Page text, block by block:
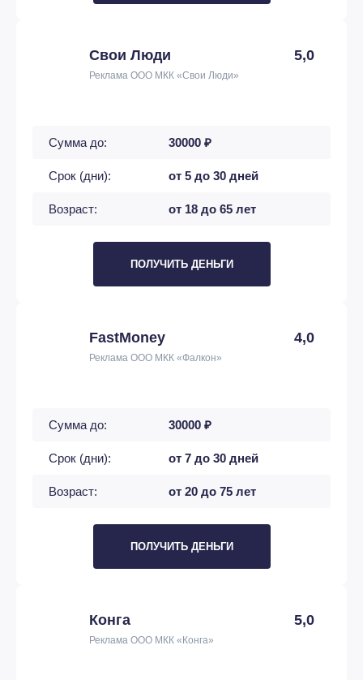
Свои Люди 5,0
Реклама ООО МКК «Свои Люди»
Сумма до: 30000 ₽
Срок (дни): от 5 до 30 дней
Возраст: от 18 до 65 лет
ПОЛУЧИТЬ ДЕНЬГИ
FastMoney 4,0
Реклама ООО МКК «Фалкон»
Сумма до: 30000 ₽
Срок (дни): от 7 до 30 дней
Возраст: от 20 до 75 лет
ПОЛУЧИТЬ ДЕНЬГИ
Конга 5,0
Реклама ООО МКК «Конга»